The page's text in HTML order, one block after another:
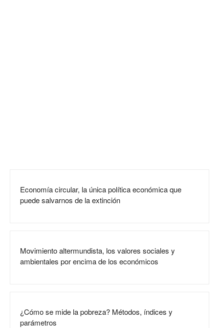
Economía circular, la única política económica que
puede salvarnos de la extinción
Movimiento altermundista, los valores sociales y
ambientales por encima de los económicos
¿Cómo se mide la pobreza? Métodos, índices y
parámetros